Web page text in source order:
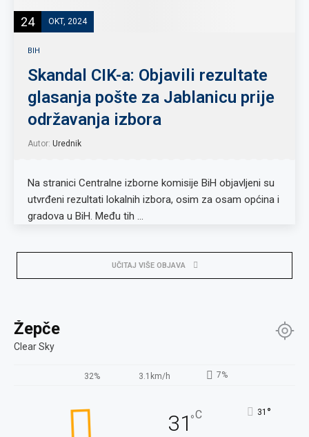
24 OKT, 2024
BIH
Skandal CIK-a: Objavili rezultate
glasanja pošte za Jablanicu prije
održavanja izbora
Autor: Urednik
Na stranici Centralne izborne komisije BiH objavljeni su
utvrđeni rezultati lokalnih izbora, osim za osam općina i
gradova u BiH. Među tih …
UČITAJ VIŠE OBJAVA
Žepče
Clear Sky
32% 3.1km/h 7%
31°C 31 °